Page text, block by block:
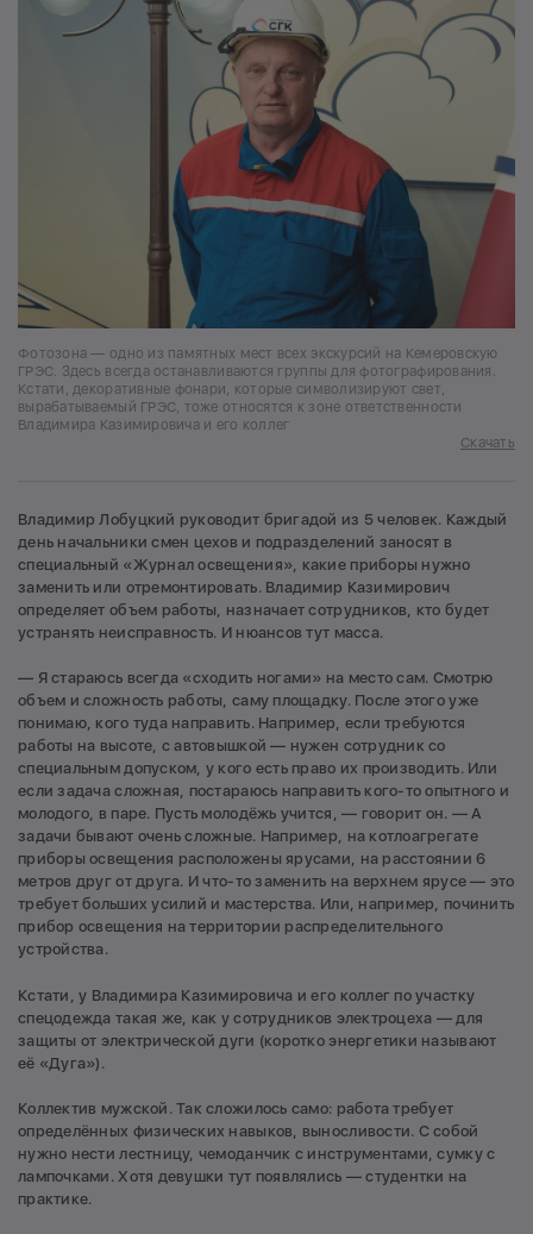
Фотозона — одно из памятных мест всех экскурсий на Кемеровскую
ГРЭС. Здесь всегда останавливаются группы для фотографирования.
Кстати, декоративные фонари, которые символизируют свет,
вырабатываемый ГРЭС, тоже относятся к зоне ответственности
Владимира Казимировича и его коллег
Скачать
Владимир Лобуцкий руководит бригадой из 5 человек. Каждый
день начальники смен цехов и подразделений заносят в
специальный «Журнал освещения», какие приборы нужно
заменить или отремонтировать. Владимир Казимирович
определяет объем работы, назначает сотрудников, кто будет
устранять неисправность. И нюансов тут масса.
— Я стараюсь всегда «сходить ногами» на место сам. Смотрю
объем и сложность работы, саму площадку. После этого уже
понимаю, кого туда направить. Например, если требуются
работы на высоте, с автовышкой — нужен сотрудник со
специальным допуском, у кого есть право их производить. Или
если задача сложная, постараюсь направить кого-то опытного и
молодого, в паре. Пусть молодёжь учится, — говорит он. — А
задачи бывают очень сложные. Например, на котлоагрегате
приборы освещения расположены ярусами, на расстоянии 6
метров друг от друга. И что-то заменить на верхнем ярусе — это
требует больших усилий и мастерства. Или, например, починить
прибор освещения на территории распределительного
устройства.
Кстати, у Владимира Казимировича и его коллег по участку
спецодежда такая же, как у сотрудников электроцеха — для
защиты от электрической дуги (коротко энергетики называют
её «Дуга»).
Коллектив мужской. Так сложилось само: работа требует
определённых физических навыков, выносливости. С собой
нужно нести лестницу, чемоданчик с инструментами, сумку с
лампочками. Хотя девушки тут появлялись — студентки на
практике.